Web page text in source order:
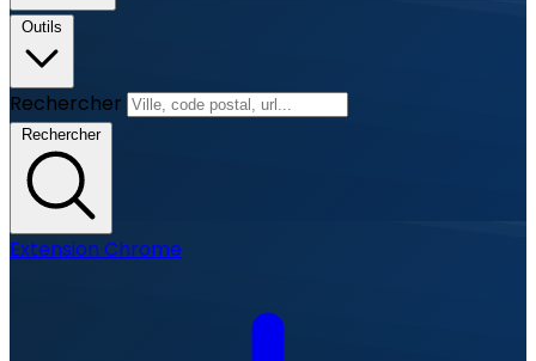
Outils
Rechercher
Rechercher
Extension Chrome